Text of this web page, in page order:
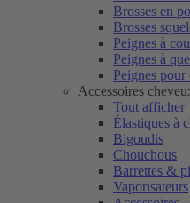
Brosses en
Brosses
Peignes à
Peignes à
Peignes
Accessoires
Tout afficher
Élastiques à
Bigoudis
Chouchous
Barrettes &
Vaporisateurs